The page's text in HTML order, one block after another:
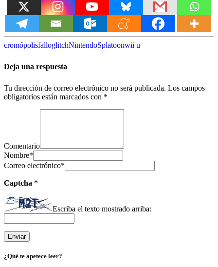
cromópolisfalloglitchNintendoSplatoonwii u
Deja una respuesta
Tu dirección de correo electrónico no será publicada. Los campos
obligatorios están marcados con *
Comentario
Nombre*
Correo electrónico*
Captcha *
Escriba el texto mostrado arriba:
¿Qué te apetece leer?